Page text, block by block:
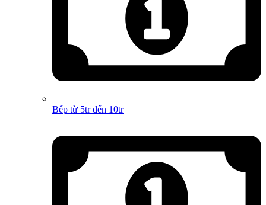
Bếp từ 5tr đến 10tr